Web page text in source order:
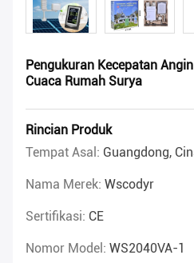
Pengukuran Kecepatan
Cuaca Rumah Surya
Rincian Produk
Tempat Asal: Guangdong,
Nama Merek: Wscodyr
Sertifikasi: CE
Nomor Model: WS2040VA-1